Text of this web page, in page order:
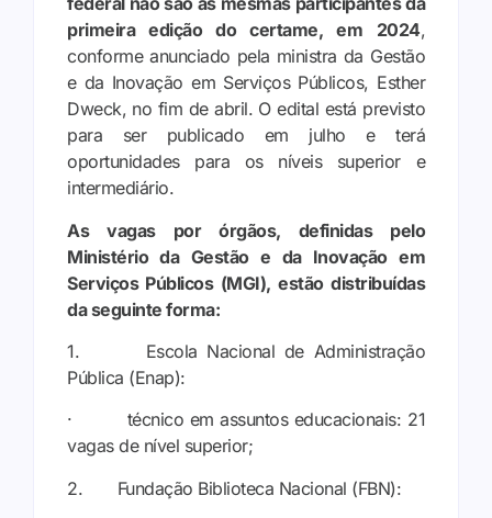
primeira edição do certame, em 2024,
conforme anunciado pela ministra da Gestão
e da Inovação em Serviços Públicos, Esther
Dweck, no fim de abril. O edital está previsto
para ser publicado em julho e terá
oportunidades para os níveis superior e
intermediário.
As vagaspor órgãos, definidas pelo
Ministério da Gestão e da Inovação em
Serviços Públicos (MGI), estão distribuídas
da seguinte forma:
1. Escola Nacional de Administração
Pública (Enap):
· técnico em assuntos educacionais: 21
vagas de nível superior;
2. Fundação Biblioteca Nacional (FBN):